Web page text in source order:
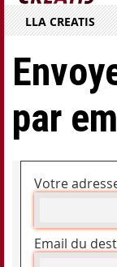
LLA CREATIS
par
Votre
Email du